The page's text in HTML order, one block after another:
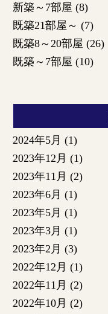
新築～7部屋 (8)
既築21部屋～ (7)
既築8～20部屋 (26)
既築～7部屋 (10)
2024年5月 (1)
2023年12月 (1)
2023年11月 (2)
2023年6月 (1)
2023年5月 (1)
2023年3月 (1)
2023年2月 (3)
2022年12月 (1)
2022年11月 (2)
2022年10月 (2)